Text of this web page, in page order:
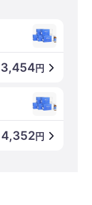
3,454円
4,352円